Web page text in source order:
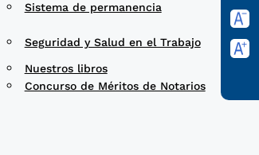
Seguridad y Salud en el Trabajo
Sistema de permanencia
Concurso de Méritos de Notarios
Nuestros libros